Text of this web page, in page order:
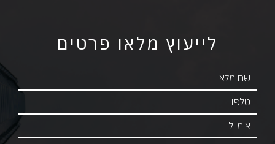
לייעוץ מלאו פרטים